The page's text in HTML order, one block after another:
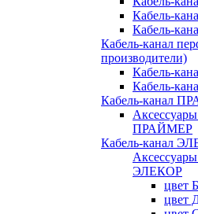
Кабель-
Кабель-
Кабель-канал
производители)
Кабель-
Кабель-
Кабель-канал
ПРАЙМЕР
Кабель-канал
ЭЛЕКОР
цвет
цвет